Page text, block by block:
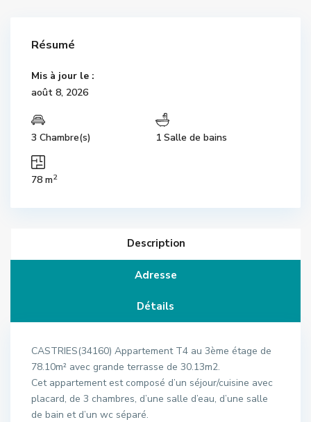
Résumé
Mis à jour le :
août 8, 2026
3 Chambre(s) 1 Salle de bains
78 m2
Description
Adresse
Détails
CASTRIES(34160) Appartement T4 au 3ème étage de
78.10m² avec grande terrasse de 30.13m2.
Cet appartement est composé d’un séjour/cuisine avec
placard, de 3 chambres, d’une salle d’eau, d’une salle
de bain et d’un wc séparé.